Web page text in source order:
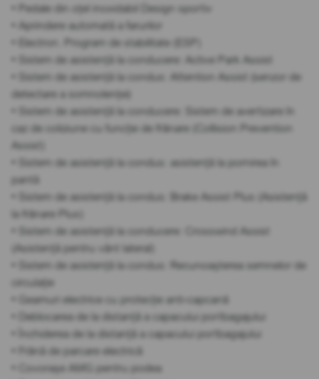
• Pedale din oțel inoxidabil Design sportiv
• Aprindere automată a farurilor
• Electron. Program de stabilitate (ESP)
• Sistem de asistență la conducere: Active Park Assist
• Sistem de asistență la condus: Attention Assist (senzor de
detectare a somnolenței)
• Sistem de asistență la conducere: Sistem de avertizare în
caz de coliziune cu funcție de frânare (Collision Prevention
Assist)
• Sistem de asistență la condus: asistență la pornirea în
pantă
• Sistem de asistență la condus: Brake Assist Plus (Asistență
la frânare Plus)
• Sistem de asistență la conducere: Crosswind Assist
(Asistență pentru vânt lateral)
• Sistem de asistență la condus: Recunoașterea semnelor de
circulație
• Geamuri electrice cu protecție anti-capcană
• Deblocarea de la distanță a capacului portbagajului
• Închiderea de la distanță a capacului portbagajului
• Frână de parcare electrică
• Covorașe AMG pentru podea